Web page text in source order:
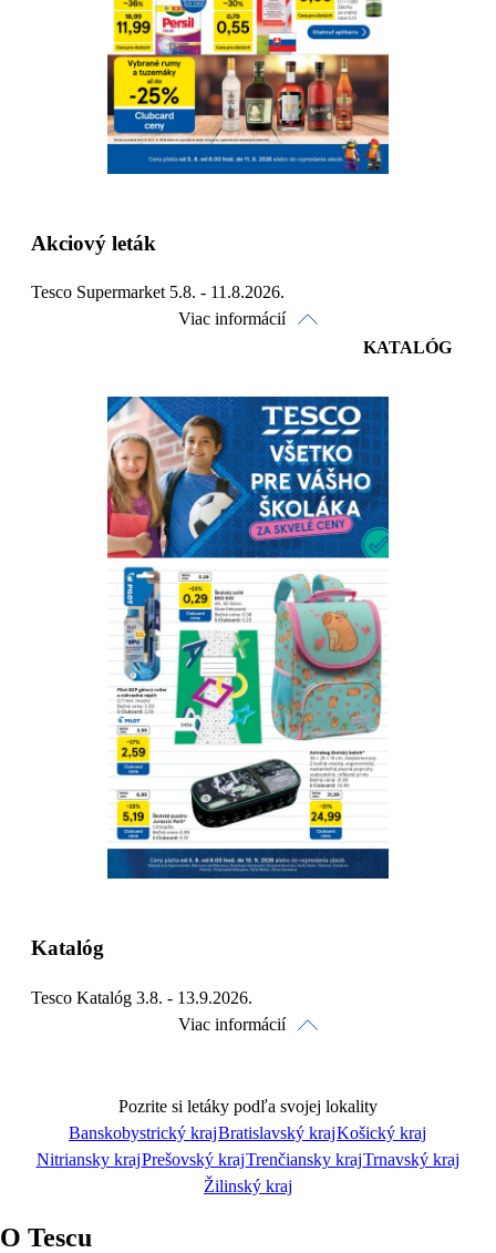
Detaily platnosti
Akciový leták
Tesco Supermarket 5.8. - 11.8.2026.
Viac informácií
Pozrieť online
Stiahnuť
Detaily platnosti
KATALÓG
Katalóg
Tesco Katalóg 3.8. - 13.9.2026.
Viac informácií
Pozrieť online
Pozrite si letáky podľa svojej lokality
Banskobystrický krajBratislavský krajKošický kraj
Nitriansky krajPrešovský krajTrenčiansky krajTrnavský kraj
Žilinský kraj
O Tescu